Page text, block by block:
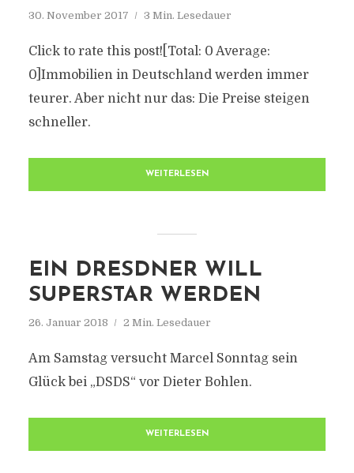
30. November 2017 3 Min. Lesedauer
Click to rate this post![Total: 0 Average:
0]Immobilien in Deutschland werden immer
teurer. Aber nicht nur das: Die Preise steigen
schneller.
WEITERLESEN
EIN DRESDNER WILL
SUPERSTAR WERDEN
26. Januar 2018 2 Min. Lesedauer
Am Samstag versucht Marcel Sonntag sein
Glück bei „DSDS“ vor Dieter Bohlen.
WEITERLESEN